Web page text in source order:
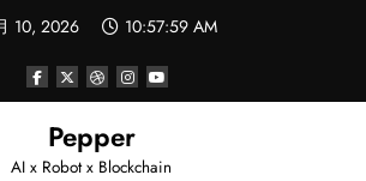
10, 2026 10:57:59 AM
Pepper
AI x Robot x Blockchain